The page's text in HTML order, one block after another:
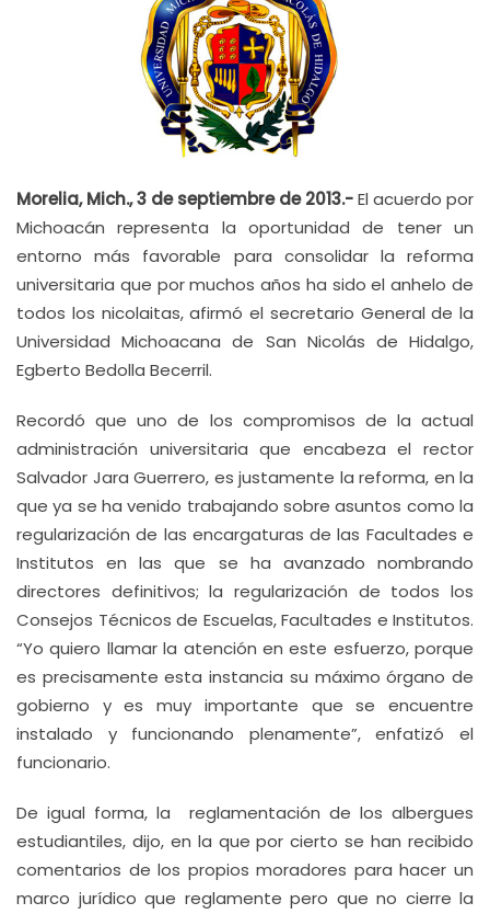
Morelia, Mich., 3 de septiembre de 2013.-El acuerdo por
Michoacán representa la oportunidad de tener un
entorno más favorable para consolidar la reforma
universitaria que por muchos años ha sido el anhelo de
todos los nicolaitas, afirmó el secretario General de la
Universidad Michoacana de San Nicolás de Hidalgo,
Egberto Bedolla Becerril.
Recordó que uno de los compromisos de la actual
administración universitaria que encabeza el rector
Salvador Jara Guerrero, es justamente la reforma, en la
que ya se ha venido trabajando sobre asuntos como la
regularización de las encargaturas de las Facultades e
Institutos en las que se ha avanzado nombrando
directores definitivos; la regularización de todos los
Consejos Técnicos de Escuelas, Facultades e Institutos.
“Yo quiero llamar la atención en este esfuerzo, porque
es precisamente esta instancia su máximo órgano de
gobierno y es muy importante que se encuentre
instalado y funcionando plenamente”, enfatizó el
funcionario.
De igual forma, la reglamentación de los albergues
estudiantiles, dijo, en la que por cierto se han recibido
comentarios de los propios moradores para hacer un
marco jurídico que reglamente pero que no cierre la